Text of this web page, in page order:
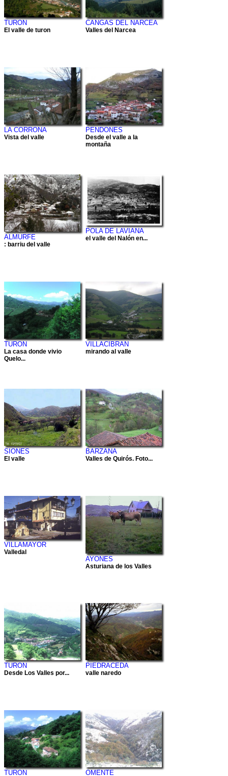
TURON
El valle de turon
CANGAS DEL NARCEA
Valles del Narcea
LA CORRONA
Vista del valle
PENDONES
Desde el valle a la
montaña
ALMURFE
: barriu del valle
POLA DE LAVIANA
el valle del Nalón en...
TURON
La casa donde vivio
Quelo...
VILLACIBRAN
mirando al valle
SIONES
El valle
BARZANA
Valles de Quirós. Foto...
VILLAMAYOR
Valledal
AYONES
Asturiana de los Valles
TURON
Desde Los Valles por...
PIEDRACEDA
valle naredo
TURON OMENTE